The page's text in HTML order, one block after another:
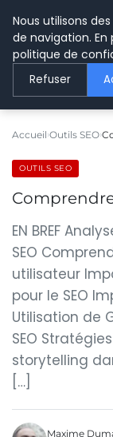
LE
Accueil Outils SEO
OUTILS SEO
EN BREF
SEO
utilisateur
pour le SEO
Utilisation de
SEO
storytelling
[…]
Maxime
Nous utilisons
de navigation.
politique de
Refuser